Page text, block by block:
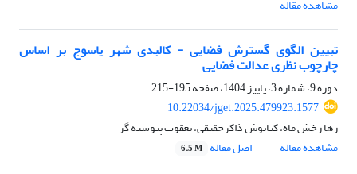
مشاهده مقاله
تبیین الگوی گسترش فضایی - کالبدی شهر یاسوج بر اساس
چارچوب نظری عدالت فضایی
دوره 9، شماره 3، پاییز 1404، صفحه
195-215
10.22034/jget.2025.479923.1577
رها رخش ماه، کیانوش ذاکرحقیقی، یعقوب پیوسته گر
مشاهده مقاله
اصل مقاله 6.5 M